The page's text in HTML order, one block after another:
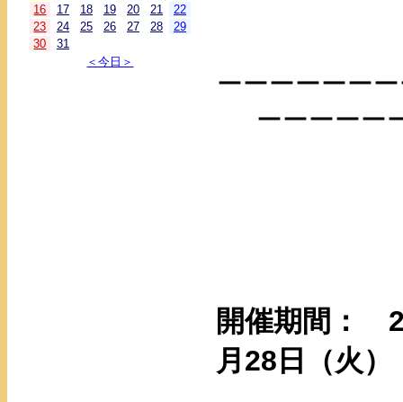
16
17 18 19 20 21
22
23
24 25 26 27 28
29
30
31
＜今日＞
ーーーーーー
ーーーーー
開催期間：
月28日（火）